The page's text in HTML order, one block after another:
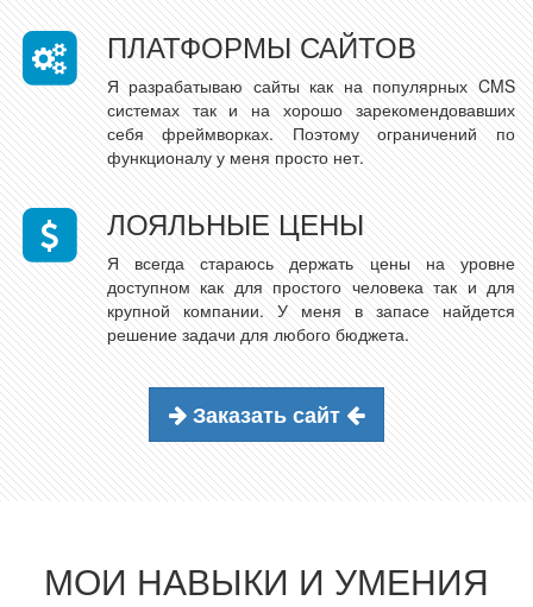
ПЛАТФОРМЫ САЙТОВ
Я разрабатываю сайты как на популярных CMS
системах так и на хорошо зарекомендовавших
себя фреймворках. Поэтому ограничений по
функционалу у меня просто нет.
ЛОЯЛЬНЫЕ ЦЕНЫ
Я всегда стараюсь держать цены на уровне
доступном как для простого человека так и для
крупной компании. У меня в запасе найдется
решение задачи для любого бюджета.
Заказать сайт
МОИ НАВЫКИ И УМЕНИЯ